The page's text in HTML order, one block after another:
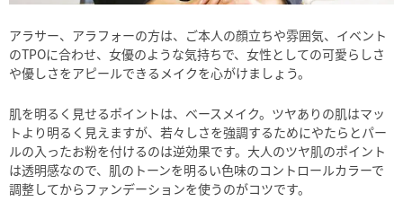
アラサー、アラフォーの方は、ご本人の顔立ちや雰囲気、イベント
のTPOに合わせ、女優のような気持ちで、女性としての可愛らしさ
や優しさをアピールできるメイクを心がけましょう。
肌を明るく見せるポイントは、ベースメイク。ツヤありの肌はマッ
トより明るく見えますが、若々しさを強調するためにやたらとパー
ルの入ったお粉を付けるのは逆効果です。大人のツヤ肌のポイント
は透明感なので、肌のトーンを明るい色味のコントロールカラーで
調整してからファンデーションを使うのがコツです。